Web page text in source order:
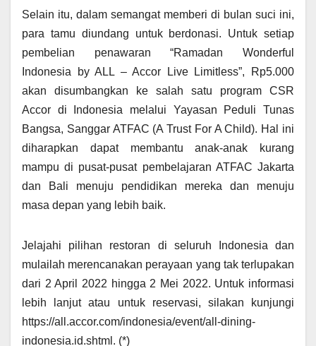
Selain itu, dalam semangat memberi di bulan suci ini,
para tamu diundang untuk berdonasi. Untuk setiap
pembelian penawaran “Ramadan Wonderful
Indonesia by ALL – Accor Live Limitless”, Rp5.000
akan disumbangkan ke salah satu program CSR
Accor di Indonesia melalui Yayasan Peduli Tunas
Bangsa, Sanggar ATFAC (A Trust For A Child). Hal ini
diharapkan dapat membantu anak-anak kurang
mampu di pusat-pusat pembelajaran ATFAC Jakarta
dan Bali menuju pendidikan mereka dan menuju
masa depan yang lebih baik.
Jelajahi pilihan restoran di seluruh Indonesia dan
mulailah merencanakan perayaan yang tak terlupakan
dari 2 April 2022 hingga 2 Mei 2022. Untuk informasi
lebih lanjut atau untuk reservasi, silakan kunjungi
https://all.accor.com/indonesia/event/all-dining-
indonesia.id.shtml. (*)